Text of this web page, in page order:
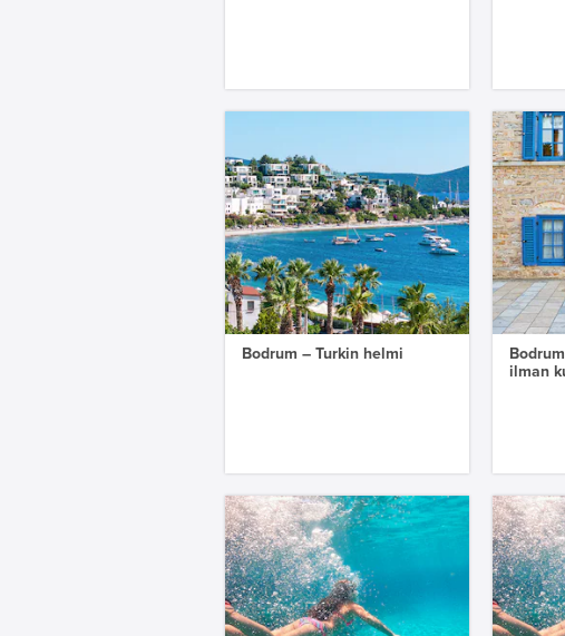
Bodrum – Turkin helmi
ilman